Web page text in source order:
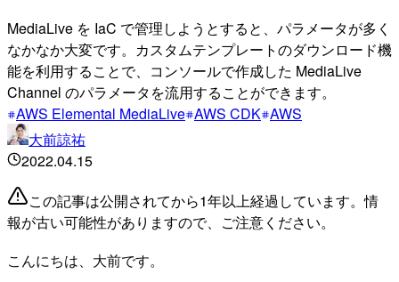
MediaLive を IaC で管理しようとすると、パラメータが多く
なかなか大変です。カスタムテンプレートのダウンロード機
能を利用することで、コンソールで作成した MediaLive
Channel のパラメータを流用することができます。
AWS Elemental MediaLive AWS CDK AWS
大前諒祐
2022.04.15
この記事は公開されてから1年以上経過しています。情
報が古い可能性がありますので、ご注意ください。
こんにちは、大前です。